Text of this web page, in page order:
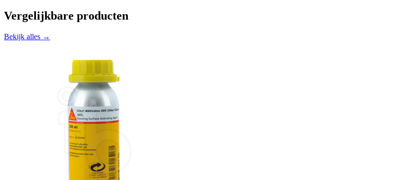
Vergelijkbare producten
Bekijk alles →